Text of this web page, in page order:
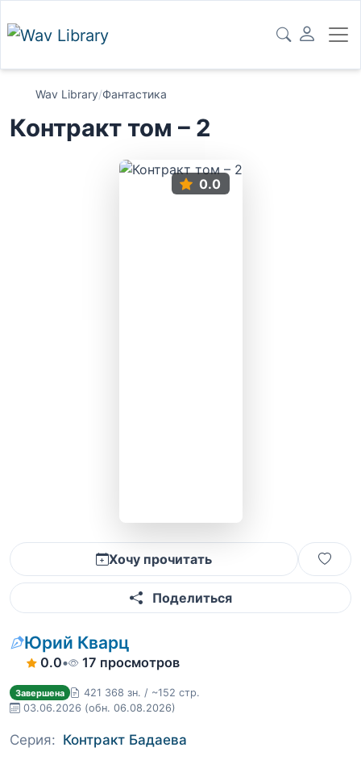
Wav Library/Фантастика
Контракт том – 2
0.0
Хочу прочитать
Поделиться
Юрий Кварц
0.0• 17 просмотров
Завершена
421 368 зн. / ~152 стр.
03.06.2026 (обн. 06.08.2026)
Серия: Контракт Бадаева